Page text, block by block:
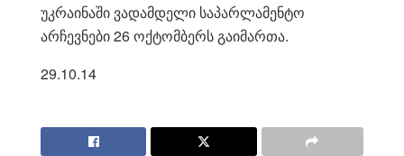
უკრაინაში ვადამდელი საპარლამენტო
არჩევნები 26 ოქტომბერს გაიმართა.
29.10.14